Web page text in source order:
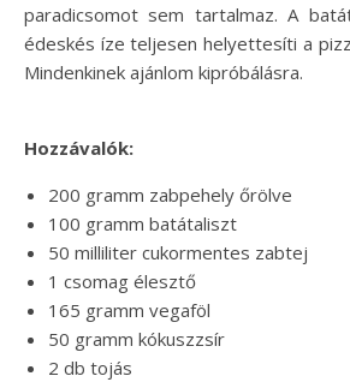
paradicsomot sem tartalmaz. A
édeskés íze teljesen helyettesíti a
Mindenkinek ajánlom kipróbálásra.
Hozzávalók:
200 gramm zabpehely őrölve
100 gramm batátaliszt
50 milliliter cukormentes zabtej
1 csomag élesztő
165 gramm vegaföl
50 gramm kókuszzsír
2 db tojás